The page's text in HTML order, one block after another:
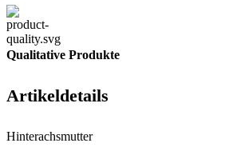
Qualitative Produkte
Artikeldetails
Hinterachsmutter